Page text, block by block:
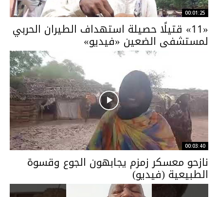
00:01:25
«11» قتيلًا حصيلة استهداف الطيران الحربي
لمستشفى الضعين «فيديو»
00:03:40
نازحو معسكر زمزم يجابهون الجوع وقسوة
الطبيعية (فيديو)